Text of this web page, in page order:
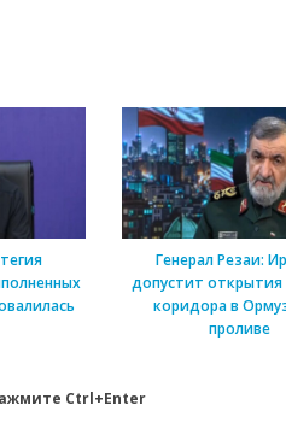
Генерал Резаи:
допустит открытия
коридора в
проливе
Ctrl+Enter